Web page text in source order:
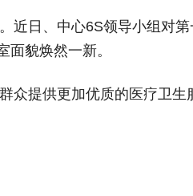
日、中心6S领导小组对
貌焕然一新。
提供更加优质的医疗卫生